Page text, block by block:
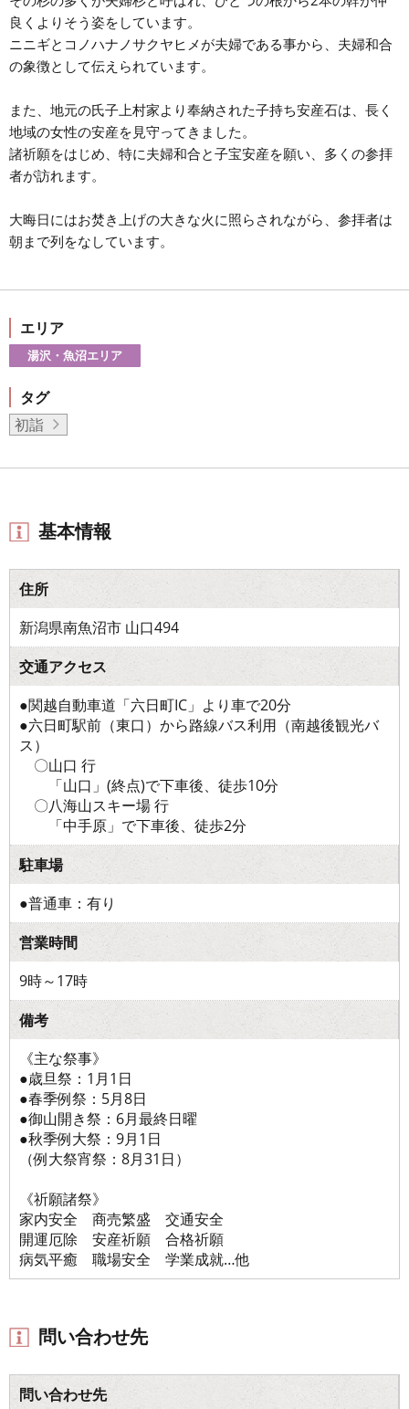
良くよりそう姿をしています。
ニニギとコノハナノサクヤヒメが夫婦である事から、夫婦和合
の象徴として伝えられています。
また、地元の氏子上村家より奉納された子持ち安産石は、長く
地域の女性の安産を見守ってきました。
諸祈願をはじめ、特に夫婦和合と子宝安産を願い、多くの参拝
者が訪れます。
大晦日にはお焚き上げの大きな火に照らされながら、参拝者は
朝まで列をなしています。
エリア
湯沢・魚沼エリア
タグ
初詣
基本情報
住所
新潟県南魚沼市 山口494
交通アクセス
●関越自動車道「六日町IC」より車で20分
●六日町駅前（東口）から路線バス利用（南越後観光バ
ス）
〇山口 行
「山口」(終点)で下車後、徒歩10分
〇八海山スキー場 行
「中手原」で下車後、徒歩2分
駐車場
●普通車：有り
営業時間
9時～17時
備考
《主な祭事》
●歳旦祭：1月1日
●春季例祭：5月8日
●御山開き祭：6月最終日曜
●秋季例大祭：9月1日
（例大祭宵祭：8月31日）
《祈願諸祭》
家内安全 商売繁盛 交通安全
開運厄除 安産祈願 合格祈願
病気平癒 職場安全 学業成就…他
問い合わせ先
問い合わせ先